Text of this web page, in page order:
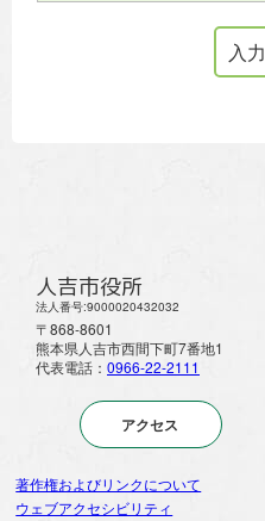
人吉市役所
法人番号:9000020432032
〒868-8601
熊本県人吉市西間下町7番地1
代表電話： 0966-22-2111
アクセス
著作権およびリンクについて
ウェブアクセシビリティ